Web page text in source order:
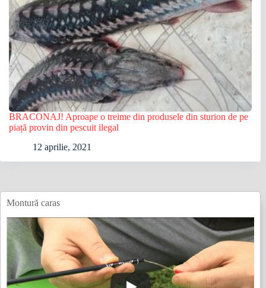
BRACONAJ! Aproape o treime din produsele din sturion de pe
piață provin din pescuit ilegal
12 aprilie, 2021
Montură caras